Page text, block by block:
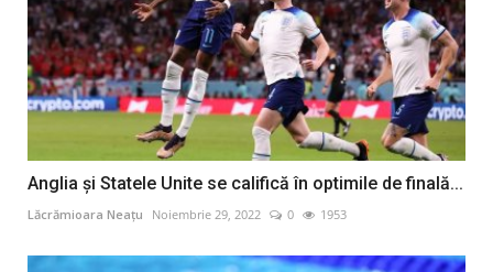
Anglia și Statele Unite se califică în optimile de finală...
Lăcrămioara Neațu Noiembrie 29, 2022 0 1953